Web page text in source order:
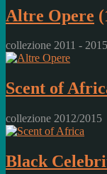
Altre Opere
collezione 2011 - 2015
Scent of
collezione 2012/2015
Black